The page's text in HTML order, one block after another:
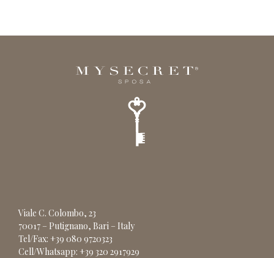
Viale C. Colombo, 23
70017 – Putignano, Bari – Italy
Tel/Fax: +39 080 9720323
Cell/Whatsapp: +39 320 2917929